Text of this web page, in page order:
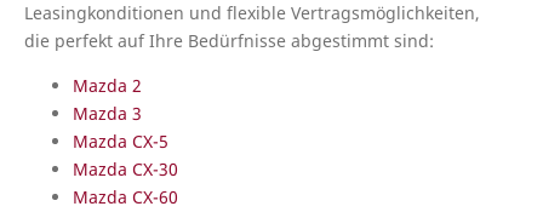
Leasingkonditionen und flexible Vertragsmöglichkeiten,
die perfekt auf Ihre Bedürfnisse abgestimmt sind:
Mazda 2
Mazda 3
Mazda CX-5
Mazda CX-30
Mazda CX-60